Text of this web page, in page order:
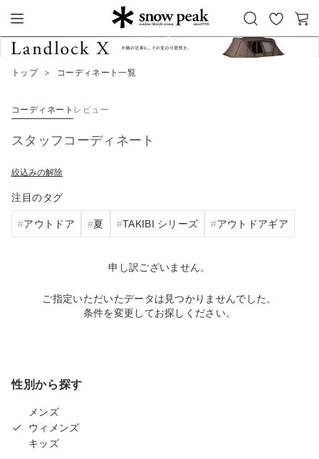
Snow Peak
お
気
カ
トップ ＞ コーディネート一覧
コーディネート レビュー
スタッフコーディネート
絞込みの解除
注目のタグ
アウトドア 夏 TAKIBI シリーズ アウトドアギア
申し訳ございません。
ご指定いただいたデータは見つかりませんでした。
条件を変更してお探しください。
性別から探す
メンズ
ウィメンズ
キッズ